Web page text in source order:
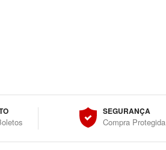
SEGURANÇA
Compra Protegida